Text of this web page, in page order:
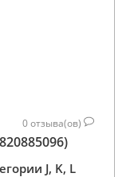
0отзыва(ов)
J, K, L